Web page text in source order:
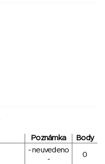
Poznámka Body
- neuvedeno
-
0